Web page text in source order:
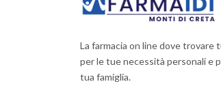
La farmacia on line dove trovare
per le tue necessità personali e
tua famiglia.